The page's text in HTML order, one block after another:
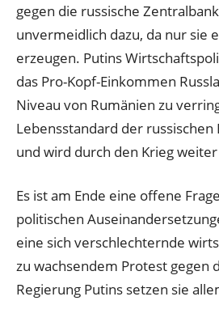
gegen die russische
unvermeidlich dazu, da nur sie
erzeugen. Putins
das Pro-Kopf-Einkommen
Niveau von Rumänien zu
Lebensstandard der
und wird durch den Krieg
Es ist am Ende eine offene
politischen
eine sich verschlechternde
zu wachsendem Protest gegen
Regierung Putins setzen sie